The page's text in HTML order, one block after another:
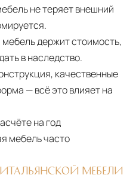
не теряет внешний
держит стоимость,
в наследство.
качественные
— всё это влияет на
на год
мебель часто
МЕБЕЛИ